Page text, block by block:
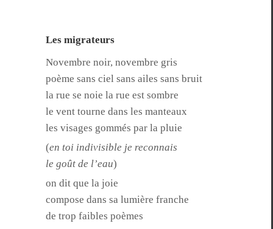
Les migrateurs
Novem­bre noir, novem­bre gris
poème sans ciel sans ailes sans bruit
la rue se noie la rue est sombre
le vent tourne dans les manteaux
les vis­ages gom­més par la pluie
(en toi indi­vis­i­ble je reconnais
le goût de l’eau)
on dit que la joie
com­pose dans sa lumière franche
de trop faibles poèmes